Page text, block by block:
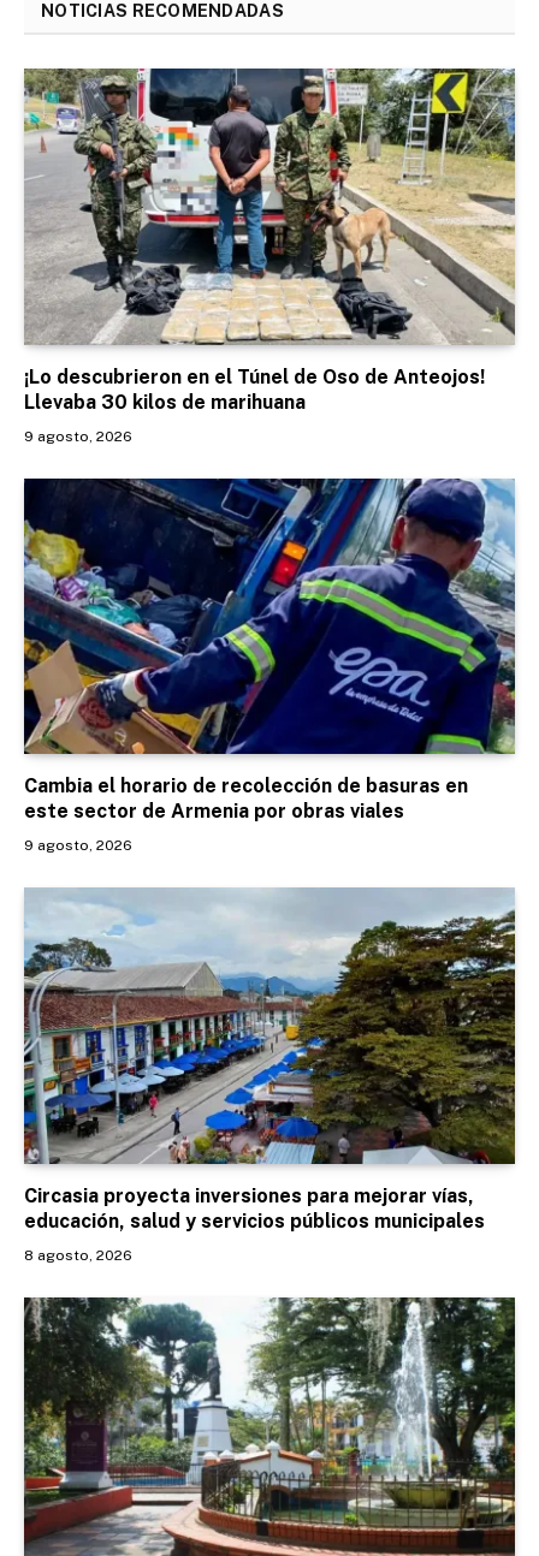
NOTICIAS RECOMENDADAS
¡Lo descubrieron en el Túnel de Oso de Anteojos!
Llevaba 30 kilos de marihuana
9 agosto, 2026
Cambia el horario de recolección de basuras en
este sector de Armenia por obras viales
9 agosto, 2026
Circasia proyecta inversiones para mejorar vías,
educación, salud y servicios públicos municipales
8 agosto, 2026